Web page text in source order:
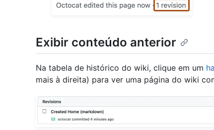
Exibir conteúdo anterior
Na tabela de histórico do wiki, clique em um
mais à direita) para ver uma página do wiki